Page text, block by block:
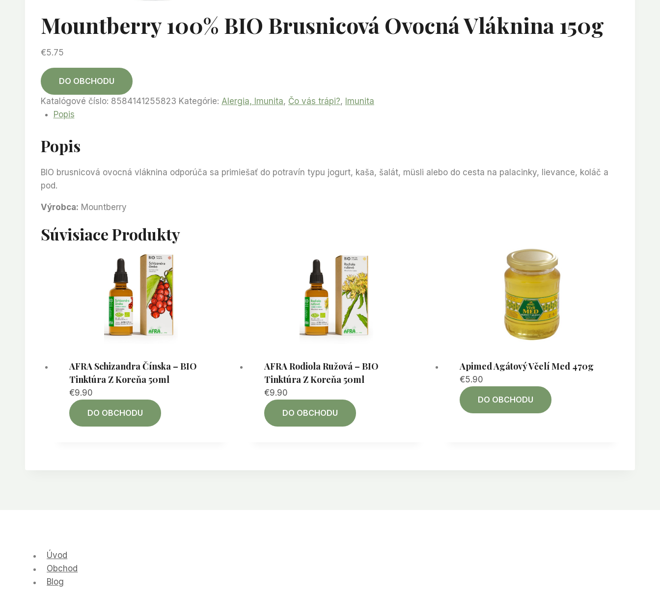
Mountberry 100% BIO Brusnicová Ovocná Vláknina 150g
€5.75
DO OBCHODU
Katalógové číslo: 8584141255823 Kategórie: Alergia, Imunita, Čo vás trápi?, Imunita
Popis
Popis
BIO brusnicová ovocná vláknina odporúča sa primiešať do potravín typu jogurt, kaša, šalát, müsli alebo do cesta na palacinky, lievance, koláč a
pod.
Výrobca: Mountberry
Súvisiace Produkty
AFRA Schizandra Čínska – BIO
Tinktúra Z Koreňa 50ml
€9.90
DO OBCHODU
AFRA Rodiola Ružová – BIO
Tinktúra Z Koreňa 50ml
€9.90
DO OBCHODU
Apimed Agátový Včelí Med 470g
€5.90
DO OBCHODU
Úvod
Obchod
Blog